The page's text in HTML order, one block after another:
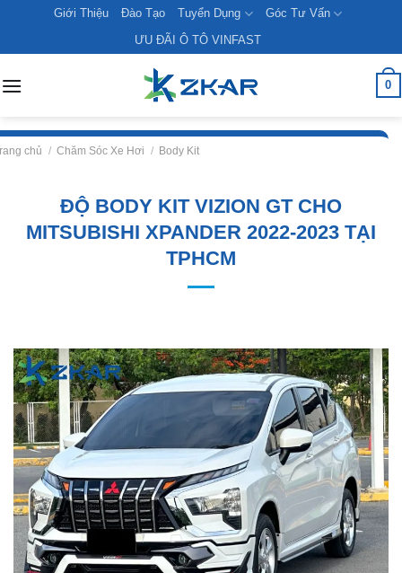
content
Giới Thiệu Đào Tạo Tuyển Dụng
Góc Tư Vấn
ƯU ĐÃI Ô TÔ VINFAST
0
chủ / Chăm Sóc Xe Hơi / Body Kit
ĐỘ BODY KIT VIZION GT CHO
MITSUBISHI XPANDER 2022-2023 TẠI
TPHCM